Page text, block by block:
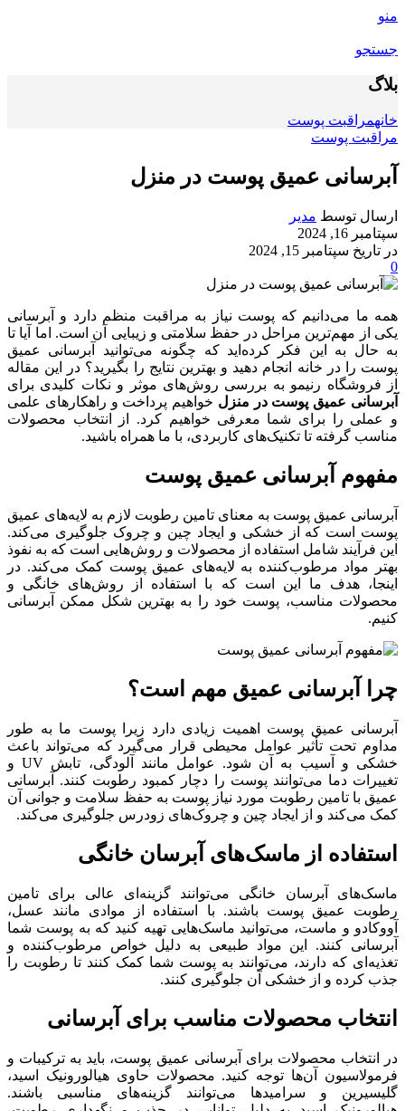
منو
جستجو
بلاگ
خانهمراقبت پوست
مراقبت پوست
آبرسانی عمیق پوست در منزل
ارسال توسط مدیر
سپتامبر 16, 2024
در تاریخ سپتامبر 15, 2024
0
همه ما می‌دانیم که پوست نیاز به مراقبت منظم دارد و آبرسانی
یکی از مهم‌ترین مراحل در حفظ سلامتی و زیبایی آن است. اما آیا تا
به حال به این فکر کرده‌اید که چگونه می‌توانید آبرسانی عمیق
پوست را در خانه انجام دهید و بهترین نتایج را بگیرید؟ در این مقاله
از فروشگاه رنیمو به بررسی روش‌های موثر و نکات کلیدی برای
آبرسانی عمیق پوست در منزل خواهیم پرداخت و راهکارهای علمی
و عملی را برای شما معرفی خواهیم کرد. از انتخاب محصولات
مناسب گرفته تا تکنیک‌های کاربردی، با ما همراه باشید.
مفهوم آبرسانی عمیق پوست
آبرسانی عمیق پوست به معنای تامین رطوبت لازم به لایه‌های عمیق
پوست است که از خشکی و ایجاد چین و چروک جلوگیری می‌کند.
این فرآیند شامل استفاده از محصولات و روش‌هایی است که به نفوذ
بهتر مواد مرطوب‌کننده به لایه‌های عمیق پوست کمک می‌کند. در
اینجا، هدف ما این است که با استفاده از روش‌های خانگی و
محصولات مناسب، پوست خود را به بهترین شکل ممکن آبرسانی
کنیم.
چرا آبرسانی عمیق مهم است؟
آبرسانی عمیق پوست اهمیت زیادی دارد زیرا پوست ما به طور
مداوم تحت تأثیر عوامل محیطی قرار می‌گیرد که می‌تواند باعث
خشکی و آسیب به آن شود. عوامل مانند آلودگی، تابش UV و
تغییرات دما می‌توانند پوست را دچار کمبود رطوبت کنند. آبرسانی
عمیق با تامین رطوبت مورد نیاز پوست به حفظ سلامت و جوانی آن
کمک می‌کند و از ایجاد چین و چروک‌های زودرس جلوگیری می‌کند.
استفاده از ماسک‌های آبرسان خانگی
ماسک‌های آبرسان خانگی می‌توانند گزینه‌ای عالی برای تامین
رطوبت عمیق پوست باشند. با استفاده از موادی مانند عسل،
آووکادو و ماست، می‌توانید ماسک‌هایی تهیه کنید که به پوست شما
آبرسانی کنند. این مواد طبیعی به دلیل خواص مرطوب‌کننده و
تغذیه‌ای که دارند، می‌توانند به پوست شما کمک کنند تا رطوبت را
جذب کرده و از خشکی آن جلوگیری کنند.
انتخاب محصولات مناسب برای آبرسانی
در انتخاب محصولات برای آبرسانی عمیق پوست، باید به ترکیبات و
فرمولاسیون آن‌ها توجه کنید. محصولات حاوی هیالورونیک اسید،
گلیسیرین و سرامیدها می‌توانند گزینه‌های مناسبی باشند.